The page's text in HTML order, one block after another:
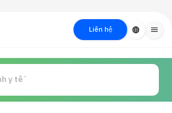
Sức khỏe Nhật Bản (JMHC)
Liên hệ language menu
Quy trình khám chữa
bệnh
xét
/ phương
kiếm y